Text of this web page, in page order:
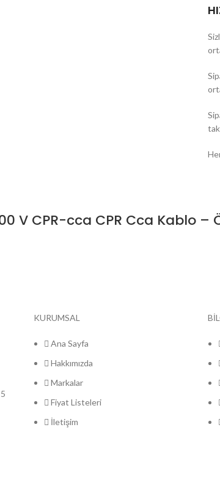
V CPR-cca CPR Cca Kablo –
KURUMSAL
Ana Sayfa
Hakkımızda
Markalar
Fiyat Listeleri
İletişim